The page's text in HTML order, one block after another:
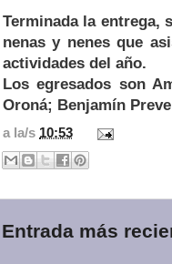
Terminada la entrega,
nenas y nenes que
actividades del año.
Los egresados son
Oroná; Benjamín
a la/s 10:53
Entrada más